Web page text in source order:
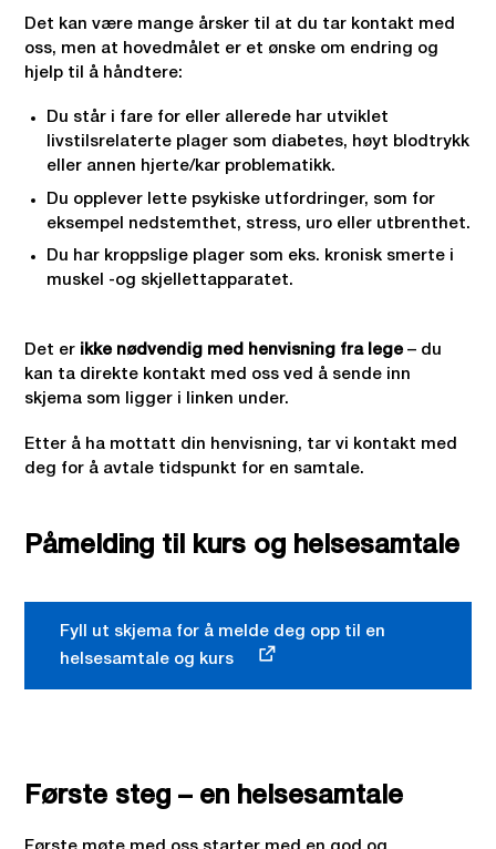
Det kan være mange årsker til at du tar kontakt med
oss, men at hovedmålet er et ønske om endring og
hjelp til å håndtere:
Du står i fare for eller allerede har utviklet
livstilsrelaterte plager som diabetes, høyt blodtrykk
eller annen hjerte/kar problematikk.
Du opplever lette psykiske utfordringer, som for
eksempel nedstemthet, stress, uro eller utbrenthet.
Du har kroppslige plager som eks. kronisk smerte i
muskel -og skjellettapparatet.
Det er ikke nødvendig med henvisning fra lege– du
kan ta direkte kontakt med oss ved å sende inn
skjema som ligger i linken under.
Etter å ha mottatt din henvisning, tar vi kontakt med
deg for å avtale tidspunkt for en samtale.
Påmelding til kurs og helsesamtale
Fyll ut skjema for å melde deg opp til en
helsesamtale og kurs
Første steg – en helsesamtale